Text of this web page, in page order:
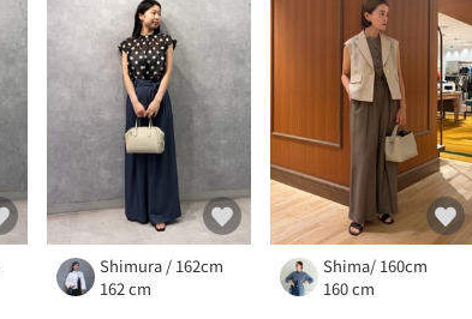
Shimura / 162cm
162 cm
Shima/ 160cm
160 cm